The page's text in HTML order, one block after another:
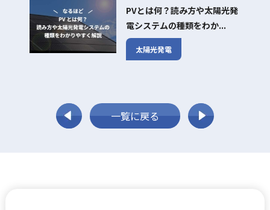
PVとは何？読み方や太陽光発
電システムの種類をわか...
太陽光発電
一覧に戻る